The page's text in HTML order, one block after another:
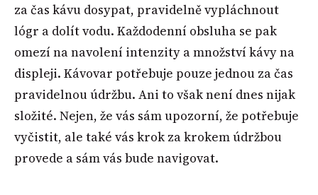
za čas kávu dosypat, pravidelně vypláchnout
lógr a dolít vodu. Každodenní obsluha se pak
omezí na navolení intenzity a množství kávy na
displeji. Kávovar potřebuje pouze jednou za čas
pravidelnou údržbu. Ani to však není dnes nijak
složité. Nejen, že vás sám upozorní, že potřebuje
vyčistit, ale také vás krok za krokem údržbou
provede a sám vás bude navigovat.